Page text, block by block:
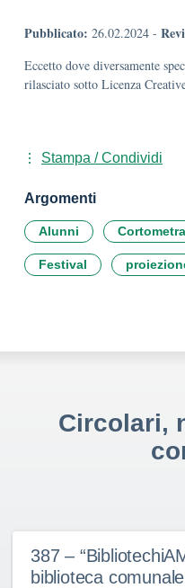
Pubblicato: 26.02.2024 -
Eccetto dove diversamente
rilasciato sotto Licenza
Stampa / Condividi
Argomenti
Alunni
Festival
Circolari,
387 –
biblioteca